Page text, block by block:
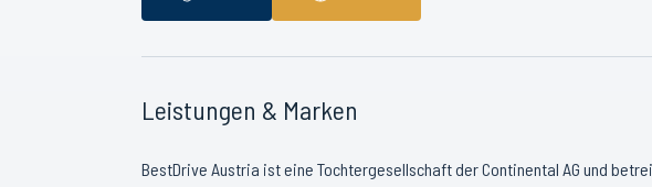
Leistungen & Marken
BestDrive Austria ist eine Tochtergesellschaft der Continental AG und